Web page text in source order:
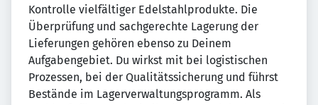
Kontrolle vielfältiger Edelstahlprodukte. Die
Überprüfung und sachgerechte Lagerung der
Lieferungen gehören ebenso zu Deinem
Aufgabengebiet. Du wirkst mit bei logistischen
Prozessen, bei der Qualitätssicherung und führst
Bestände im Lagerverwaltungsprogramm. Als